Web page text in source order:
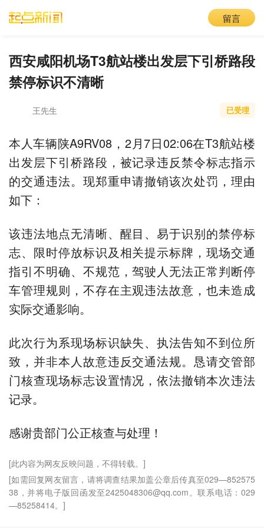
留言
西安咸阳机场T3航站楼出发层下引桥路段
禁停标识不清晰
王先生 已受理
本人车辆陕A9RV08，2月7日02:06在T3航站楼
出发层下引桥路段，被记录违反禁令标志指示
的交通违法。现郑重申请撤销该次处罚，理由
如下：
该违法地点无清晰、醒目、易于识别的禁停标
志、限时停放标识及相关提示标牌，现场交通
指引不明确、不规范，驾驶人无法正常判断停
车管理规则，不存在主观违法故意，也未造成
实际交通影响。
此次行为系现场标识缺失、执法告知不到位所
致，并非本人故意违反交通法规。恳请交管部
门核查现场标志设置情况，依法撤销本次违法
记录。
感谢贵部门公正核查与处理！
[此内容为网友反映问题，不得转载。]
[如需回复网友留言，请将调查结果加盖公章后传真至029—852575
38，并将电子版回函发至2425048306@qq.com。联系电话：029
—85258414。]